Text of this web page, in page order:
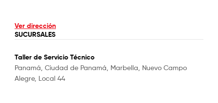
Ver dirección
SUCURSALES
Taller de Servicio Técnico
Panamá, Ciudad de Panamá, Marbella, Nuevo Campo
Alegre, Local 44